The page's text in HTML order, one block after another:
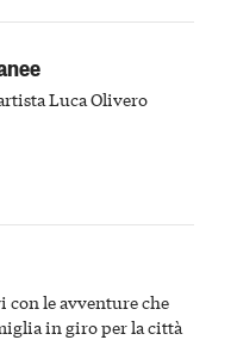
Luca Olivero
con le avventure che
in giro per la città